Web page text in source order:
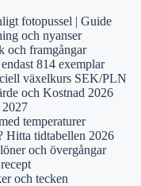
fotopussel | Guide
och nyanser
och framgångar
814 exemplar
växelkurs SEK/PLN
och Kostnad 2026
2027
temperaturer
Hitta tidtabellen 2026
och övergångar
och tecken